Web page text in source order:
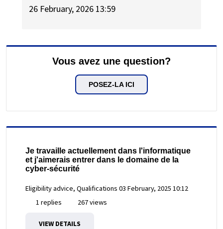
26 February, 2026 13:59
Vous avez une question?
POSEZ-LA ICI
Je travaille actuellement dans l'informatique
et j'aimerais entrer dans le domaine de la
cyber-sécurité
Eligibility advice, Qualifications 03 February, 2025 10:12
1 replies
267 views
VIEW DETAILS